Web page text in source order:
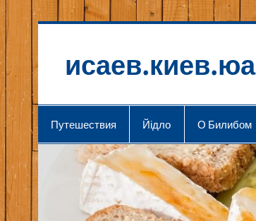
исаев.киев.юа
Путешествия Йідло О Билибом